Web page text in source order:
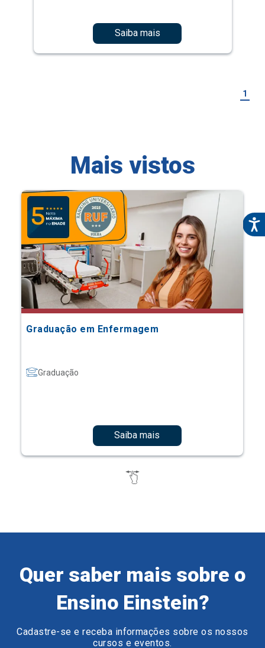
Saiba mais
1
Mais vistos
Graduação em Enfermagem
Graduação
Saiba mais
Quer saber mais sobre o
Ensino Einstein?
Cadastre-se e receba informações sobre os nossos
cursos e eventos.